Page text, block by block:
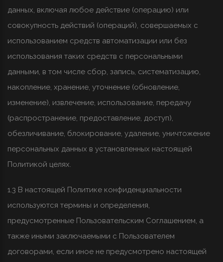
данных, включая любое действие (операцию) или
совокупность действий (операций), совершаемых с
использованием средств автоматизации или без
использования таких средств с персональными
данными, в том числе сбор, запись, систематизацию,
накопление, хранение, уточнение (обновление,
изменение), извлечение, использование, передачу
(распространение, предоставление, доступ),
обезличивание, блокирование, удаление, уничтожение
персональных данных в установленных настоящей
Политикой целях.
1.3 В настоящей Политике конфиденциальности
используются термины и определения,
предусмотренные Пользовательским Соглашением, а
также иными заключаемыми с Пользователем
договорами, если иное не предусмотрено настоящей